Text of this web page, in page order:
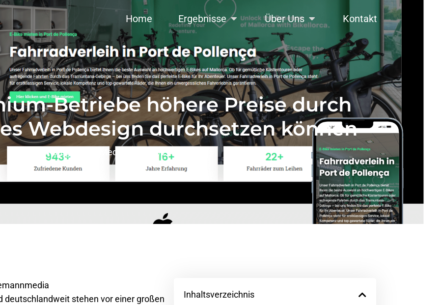
Home Ergebnisse Über Uns Kontakt
Betriebe höhere Preise durch
Webdesign durchsetzen können
Stegemann Media 08/10/2025
deutschlandweit stehen vor einer großen
Inhaltsverzeichnis